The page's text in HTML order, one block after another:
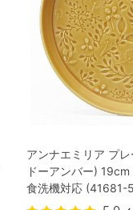
アンナエミリア プ
ドーアンバー)
食洗機対応 (41681-